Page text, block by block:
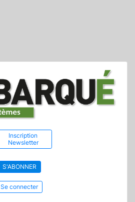
Inscription
Newsletter
S'ABONNER
Se connecter